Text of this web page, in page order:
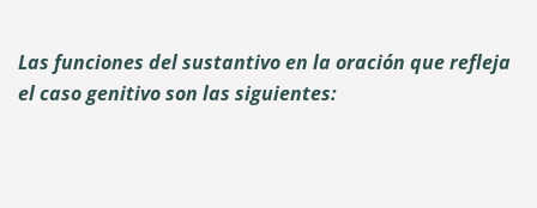
Las funciones del sustantivo en la oración que refleja
el caso genitivo son las siguientes: